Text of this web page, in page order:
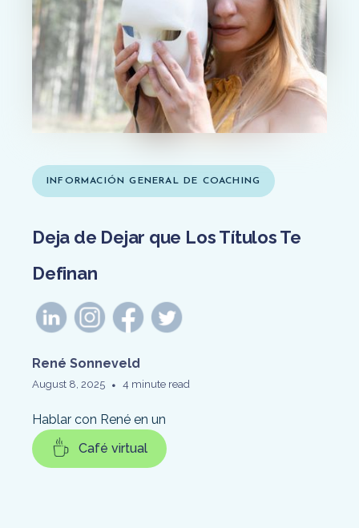
INFORMACIÓN GENERAL DE COACHING
Deja de Dejar que Los Títulos Te
Definan
August 8, 2025 • 4 minute read
René Sonneveld
Hablar con René en un
Café virtual